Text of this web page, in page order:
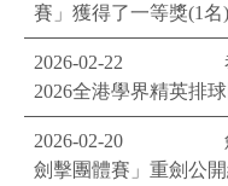
賽」獲得了一等獎(1
2026-02-22
2026全港學界精英排
2026-02-20
劍擊團體賽」重劍公